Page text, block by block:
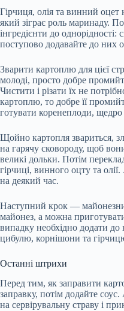
Гірчиця, олія та винний оцет
який зіграє роль маринаду.
інгредієнти до
поступово додавайте до них
Зварити картоплю для цієї
молоді, просто добре
Чистити і різати їх не
картоплю, то добре її
готувати коренеплоди, щедро
Щойно картопля звариться,
на гарячу сковороду, щоб
великі дольки. Потім
гірчиці, винного оцту та
на деякий час.
Наступний крок —
майонез, а можна
випадку необхідно додати до
цибулю, корнішони та
Останні штрихи
Перед тим, як заправити
заправку, потім додайте
на сервірувальну страву і